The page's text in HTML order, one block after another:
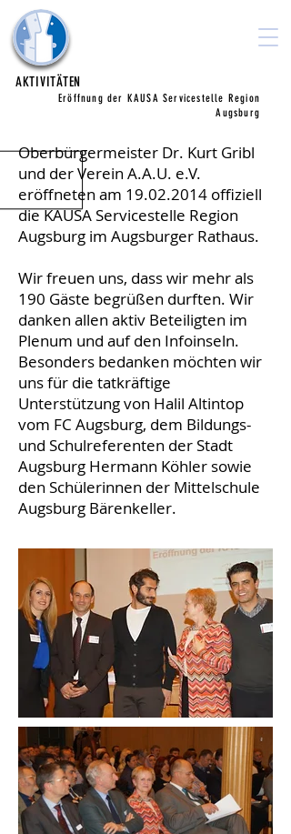
AKTIVITÄTEN
Eröffnung der KAUSA Servicestelle Region
Augsburg
Oberbürgermeister Dr. Kurt Gribl
und der Verein A.A.U. e.V.
eröffneten am 19.02.2014 offiziell
die KAUSA Servicestelle Region
Augsburg im Augsburger Rathaus.
Wir freuen uns, dass wir mehr als
190 Gäste begrüßen durften. Wir
danken allen aktiv Beteiligten im
Plenum und auf den Infoinseln.
Besonders bedanken möchten wir
uns für die tatkräftige
Unterstützung von Halil Altintop
vom FC Augsburg, dem Bildungs-
und Schulreferenten der Stadt
Augsburg Hermann Köhler sowie
den Schülerinnen der Mittelschule
Augsburg Bärenkeller.